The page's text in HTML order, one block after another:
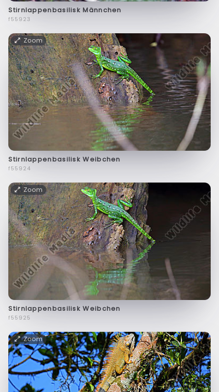
Stirnlappenbasilisk Männchen
f55923
Zoom
Stirnlappenbasilisk Weibchen
f55924
Zoom
Stirnlappenbasilisk Weibchen
f55925
Zoom